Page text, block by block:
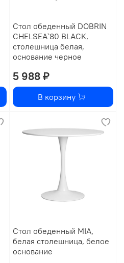
Стол обеденный DOBRIN
CHELSEA`80 BLACK,
столешница белая,
основание черное
5 988 ₽
В корзину
Стол обеденный MIA,
белая столешница, белое
основание